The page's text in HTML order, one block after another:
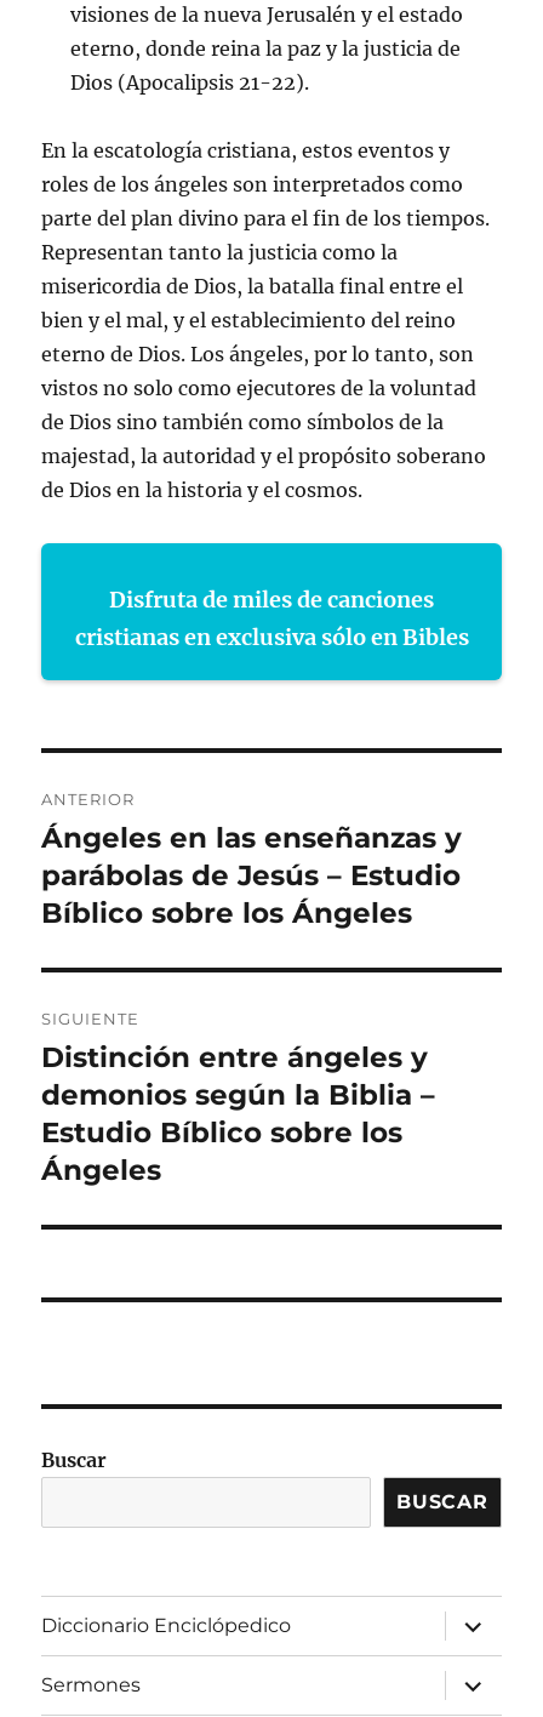
visiones de la nueva Jerusalén y el estado
eterno, donde reina la paz y la justicia de
Dios (Apocalipsis 21-22).
En la escatología cristiana, estos eventos y
roles de los ángeles son interpretados como
parte del plan divino para el fin de los tiempos.
Representan tanto la justicia como la
misericordia de Dios, la batalla final entre el
bien y el mal, y el establecimiento del reino
eterno de Dios. Los ángeles, por lo tanto, son
vistos no solo como ejecutores de la voluntad
de Dios sino también como símbolos de la
majestad, la autoridad y el propósito soberano
de Dios en la historia y el cosmos.
Disfruta de miles de canciones
cristianas en exclusiva sólo en Bibles
de
entradas
ANTERIOR
Entrada
anterior:
Ángeles en las enseñanzas y
parábolas de Jesús – Estudio
Bíblico sobre los Ángeles
SIGUIENTE
Entrada
siguiente:
Distinción entre ángeles y
demonios según la Biblia –
Estudio Bíblico sobre los
Ángeles
Buscar
BUSCAR
Diccionario Enciclópedico
expandir
el
menú
inferior
Sermones
expandir
el